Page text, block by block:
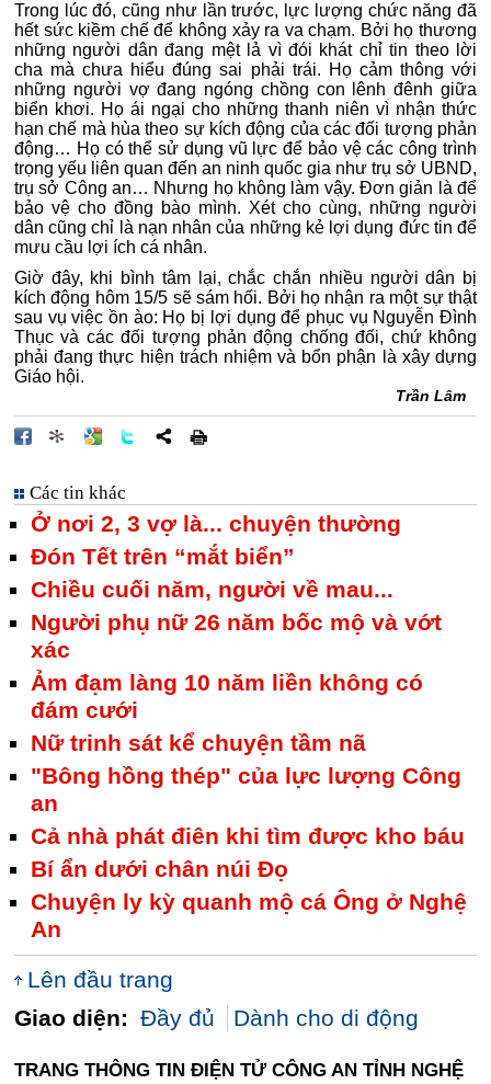
Trong lúc đó, cũng như lần trước, lực lượng chức năng đã
hết sức kiềm chế để không xảy ra va chạm. Bởi họ thương
những người dân đang mệt lả vì đói khát chỉ tin theo lời
cha mà chưa hiểu đúng sai phải trái. Họ cảm thông với
những người vợ đang ngóng chồng con lênh đênh giữa
biển khơi. Họ ái ngại cho những thanh niên vì nhận thức
hạn chế mà hùa theo sự kích động của các đối tượng phản
động… Họ có thể sử dụng vũ lực để bảo vệ các công trình
trọng yếu liên quan đến an ninh quốc gia như trụ sở UBND,
trụ sở Công an… Nhưng họ không làm vậy. Đơn giản là để
bảo vệ cho đồng bào mình. Xét cho cùng, những người
dân cũng chỉ là nạn nhân của những kẻ lợi dụng đức tin để
mưu cầu lợi ích cá nhân.
Giờ đây, khi bình tâm lại, chắc chắn nhiều người dân bị
kích động hôm 15/5 sẽ sám hối. Bởi họ nhận ra một sự thật
sau vụ việc ồn ào: Họ bị lợi dụng để phục vụ Nguyễn Đình
Thục và các đối tượng phản động chống đối, chứ không
phải đang thực hiện trách nhiệm và bổn phận là xây dựng
Giáo hội.
Trần Lâm
Các tin khác
Ở nơi 2, 3 vợ là... chuyện thường
Đón Tết trên “mắt biển”
Chiều cuối năm, người về mau...
Người phụ nữ 26 năm bốc mộ và vớt
xác
Ảm đạm làng 10 năm liền không có
đám cưới
Nữ trinh sát kể chuyện tầm nã
"Bông hồng thép" của lực lượng Công
an
Cả nhà phát điên khi tìm được kho báu
Bí ẩn dưới chân núi Đọ
Chuyện ly kỳ quanh mộ cá Ông ở Nghệ
An
Lên đầu trang
Giao diện: Đầy đủ Dành cho di động
TRANG THÔNG TIN ĐIỆN TỬ CÔNG AN TỈNH NGHỆ